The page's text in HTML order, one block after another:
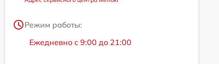
Режим работы:
Ежедневно с 9:00 до 21:00